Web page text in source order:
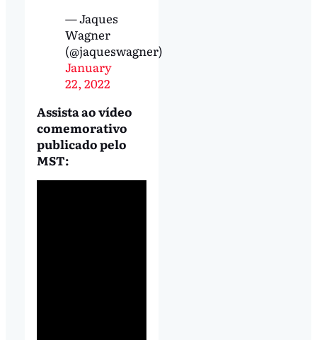
— Jaques
Wagner
(@jaqueswagner)
January
22, 2022
Assista ao vídeo
comemorativo
publicado pelo
MST: